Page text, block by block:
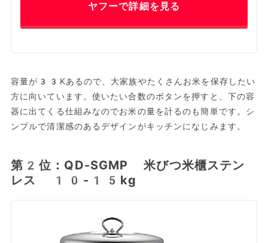
ヤフーで詳細を見る
容量が33Kあるので、大家族やたくさんお米を保存したい
方に向いています。使いたい合数のボタンを押すと、下の容
器に出てくる仕組みなのでお米の量を計るのも簡単です。シ
ンプルで清潔感のあるデザインがキッチンになじみます。
第2位：QD-SGMP 米びつ米櫃ステン
レス 10-15kg